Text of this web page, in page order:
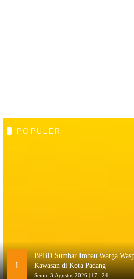
POPULER
1
BPBD Sumbar Imbau Warga
Kawasan di Kota Padang
Senin, 3 Agustus 2026 | 17 : 24